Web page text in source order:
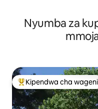
Nyumba za
Kipendwa maarufu cha
Kipendwa cha wageni